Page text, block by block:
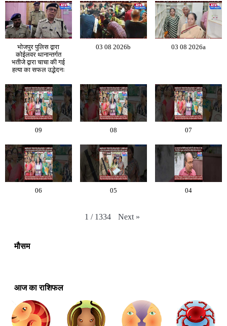
भोजपुर पुलिस द्वारा
कोईलवर थानान्तर्गत
भतीजे द्वारा चाचा की गई
हत्या का सफल उद्भेदनः
03 08 2026b 03 08 2026a
09 08 07
06 05 04
1 / 1334 Next »
मौसम
आज का राशिफल